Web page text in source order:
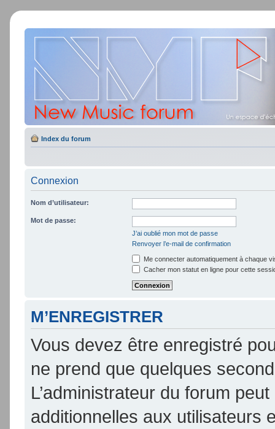
Index du forum
Connexion
Nom d’utilisateur:
Mot de passe:
J’ai oublié mon mot de passe
Renvoyer l’e-mail de confirmation
Me connecter automatiquement à chaque
Cacher mon statut en ligne pour cette
M’ENREGISTRER
Vous devez être enregistré
ne prend que quelques
L’administrateur du forum
additionnelles aux utilisateurs